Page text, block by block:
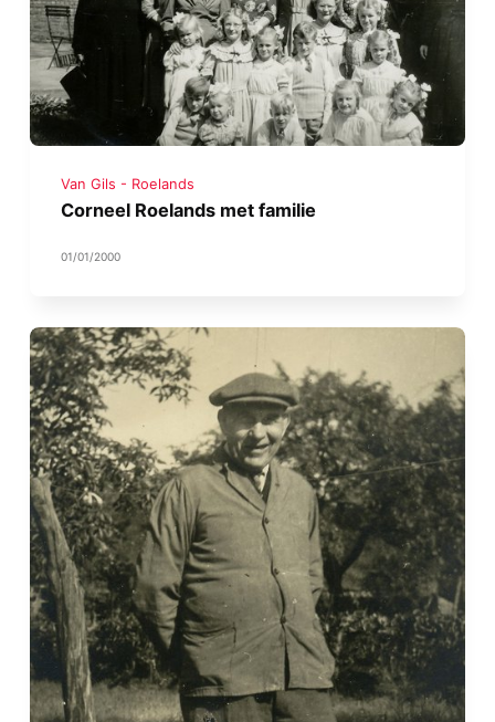
Van Gils - Roelands
Corneel Roelands met familie
01/01/2000